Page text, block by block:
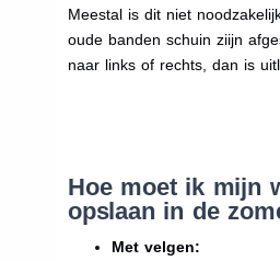
Meestal is dit niet
oude banden schuin ziijn
naar links of rechts, dan is
Hoe moet ik mijn
opslaan in de
Met velgen: